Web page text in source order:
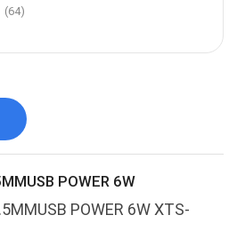
(64)
POWER 6W
POWER 6W XTS-